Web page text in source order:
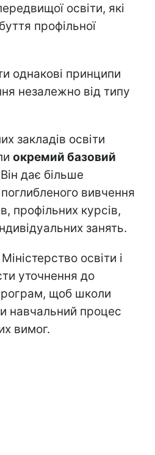
освіти, які
профільної
однакові принципи
незалежно від типу
закладів освіти
окремий базовий
дає більше
вивчення
профільних курсів,
занять.
освіти і
уточнення до
щоб школи
навчальний процес
вимог.